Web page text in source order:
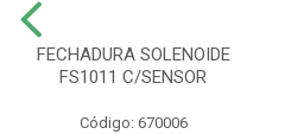
FECHADURA SOLENOIDE
FS1011 C/SENSOR
Código: 670006